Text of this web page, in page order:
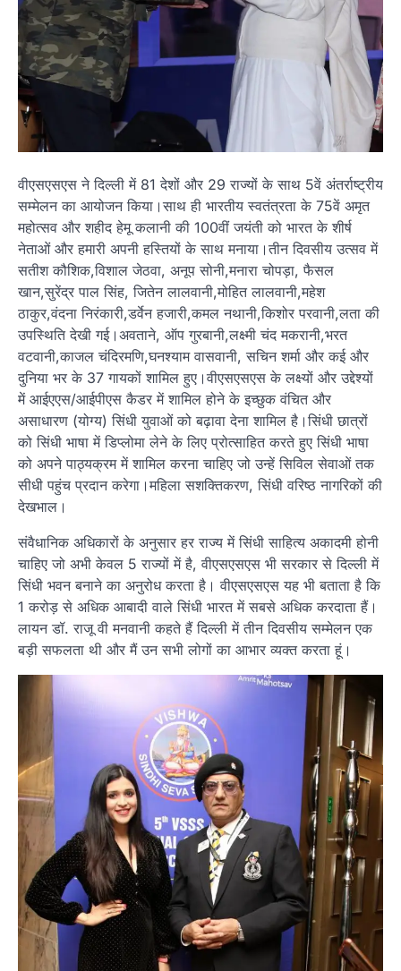
वीएसएसएस ने दिल्ली में 81 देशों और 29 राज्यों के साथ 5वें अंतर्राष्ट्रीय
सम्मेलन का आयोजन किया।साथ ही भारतीय स्वतंत्रता के 75वें अमृत
महोत्सव और शहीद हेमू कलानी की 100वीं जयंती को भारत के शीर्ष
नेताओं और हमारी अपनी हस्तियों के साथ मनाया।तीन दिवसीय उत्सव में
सतीश कौशिक,विशाल जेठवा, अनूप सोनी,मनारा चोपड़ा, फैसल
खान,सुरेंद्र पाल सिंह, जितेन लालवानी,मोहित लालवानी,महेश
ठाकुर,वंदना निरंकारी,डर्वेन हजारी,कमल नथानी,किशोर परवानी,लता की
उपस्थिति देखी गई।अवताने, ऑप गुरबानी,लक्ष्मी चंद मकरानी,भरत
वटवानी,काजल चंदिरमणि,घनश्याम वासवानी, सचिन शर्मा और कई और
दुनिया भर के 37 गायकों शामिल हुए।वीएसएसएस के लक्ष्यों और उद्देश्यों
में आईएएस/आईपीएस कैडर में शामिल होने के इच्छुक वंचित और
असाधारण (योग्य) सिंधी युवाओं को बढ़ावा देना शामिल है।सिंधी छात्रों
को सिंधी भाषा में डिप्लोमा लेने के लिए प्रोत्साहित करते हुए सिंधी भाषा
को अपने पाठ्यक्रम में शामिल करना चाहिए जो उन्हें सिविल सेवाओं तक
सीधी पहुंच प्रदान करेगा।महिला सशक्तिकरण, सिंधी वरिष्ठ नागरिकों की
देखभाल।
संवैधानिक अधिकारों के अनुसार हर राज्य में सिंधी साहित्य अकादमी होनी
चाहिए जो अभी केवल 5 राज्यों में है, वीएसएसएस भी सरकार से दिल्ली में
सिंधी भवन बनाने का अनुरोध करता है। वीएसएसएस यह भी बताता है कि
1 करोड़ से अधिक आबादी वाले सिंधी भारत में सबसे अधिक करदाता हैं।
लायन डॉ. राजू वी मनवानी कहते हैं दिल्ली में तीन दिवसीय सम्मेलन एक
बड़ी सफलता थी और मैं उन सभी लोगों का आभार व्यक्त करता हूं।